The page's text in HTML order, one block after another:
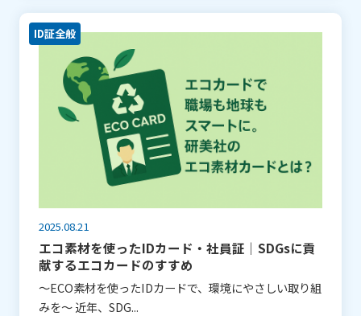
ID証全般
2025.08.21
エコ素材を使ったIDカード・社員証｜SDGsに貢
献するエコカードのすすめ
～ECO素材を使ったIDカードで、環境にやさしい取り組
みを～ 近年、SDG...